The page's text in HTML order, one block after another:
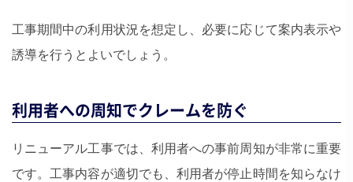
工事期間中の利用状況を想定し、必要に応じて案内表示や
誘導を行うとよいでしょう。
利用者への周知でクレームを防ぐ
リニューアル工事では、利用者への事前周知が非常に重要
です。工事内容が適切でも、利用者が停止時間を知らなけ